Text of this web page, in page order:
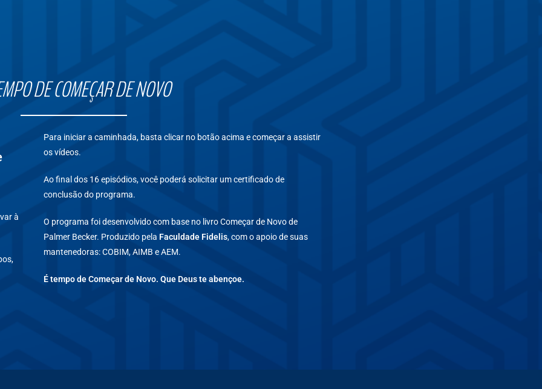
DE COMEÇAR DE NOVO
à
Para iniciar a caminhada, basta clicar no botão acima e começar a assistir
os vídeos.
Ao final dos 16 episódios, você poderá solicitar um certificado de
conclusão do programa.
O programa foi desenvolvido com base no livro Começar de Novo de
Palmer Becker. Produzido pela Faculdade Fidelis, com o apoio de suas
mantenedoras: COBIM, AIMB e AEM.
É tempo de Começar de Novo. Que Deus te abençoe.